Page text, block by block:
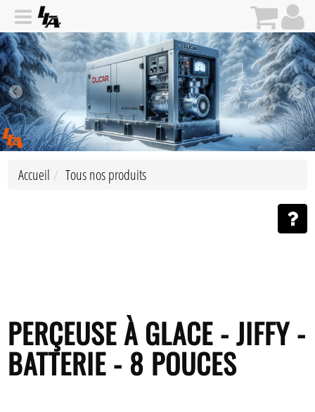
Accueil Tous nos produits
PERÇEUSE À GLACE - JIFFY -
BATTERIE - 8 POUCES